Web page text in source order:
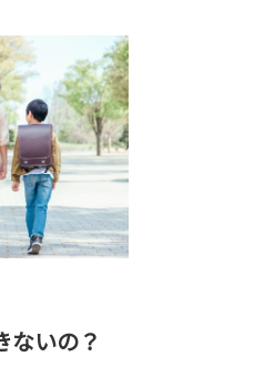
ないの？